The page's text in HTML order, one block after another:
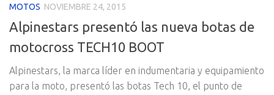
MOTOS NOVIEMBRE 24, 2015
Alpinestars presentó las nueva botas de
motocross TECH10 BOOT
Alpinestars, la marca líder en indumentaria y equipamiento
para la moto, presentó las botas Tech 10, el punto de